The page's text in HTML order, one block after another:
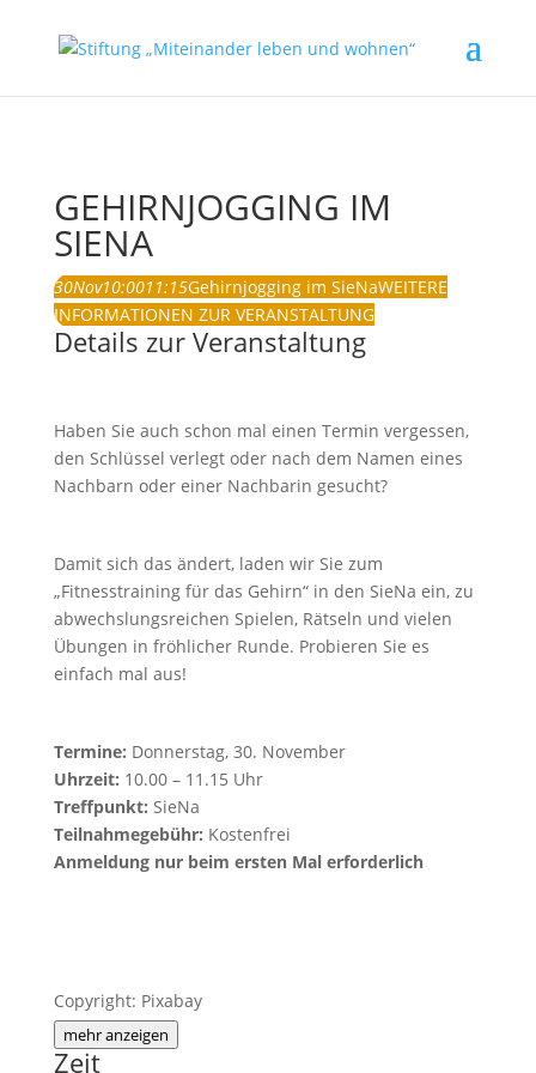
GEHIRNJOGGING IM
SIENA
30Nov10:0011:15Gehirnjogging im SieNaWEITERE
INFORMATIONEN ZUR VERANSTALTUNG
Details zur Veranstaltung
Haben Sie auch schon mal einen Termin vergessen,
den Schlüssel verlegt oder nach dem Namen eines
Nachbarn oder einer Nachbarin gesucht?
Damit sich das ändert, laden wir Sie zum
„Fitnesstraining für das Gehirn“ in den SieNa ein, zu
abwechslungsreichen Spielen, Rätseln und vielen
Übungen in fröhlicher Runde. Probieren Sie es
einfach mal aus!
Termine: Donnerstag, 30. November
Uhrzeit: 10.00 – 11.15 Uhr
Treffpunkt: SieNa
Teilnahmegebühr: Kostenfrei
Anmeldung nur beim ersten Mal erforderlich
Copyright: Pixabay
mehr anzeigen
Zeit